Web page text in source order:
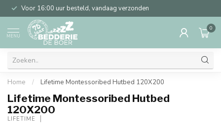
Voor 16:00 uur besteld, vandaag verzonden
MENU
0
Home / Lifetime Montessoribed Hutbed 120X200
Lifetime Montessoribed Hutbed
120X200
LIFETIME